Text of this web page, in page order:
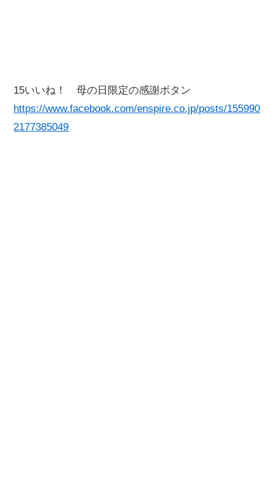
15いいね！ 母の日限定の感謝ボタン
https://www.facebook.com/enspire.co.jp/posts/155990
2177385049